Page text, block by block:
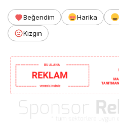
Beğendim Harika
Kızgın